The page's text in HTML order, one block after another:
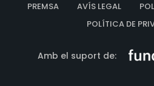
PREMSA
AVÍS LEGAL
POLÍTICA DE
Amb el suport de: